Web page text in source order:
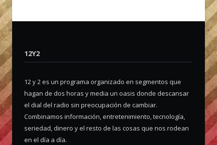
12Y2
12 y 2 es un programa organizado en segmentos que
hagan de dos horas y media un oasis donde descansar
el dial del radio sin preocupación de cambiar.
Combinamos información, entretenimiento, tecnología,
seriedad, dinero y el resto de las cosas que nos rodean
en el día a día.